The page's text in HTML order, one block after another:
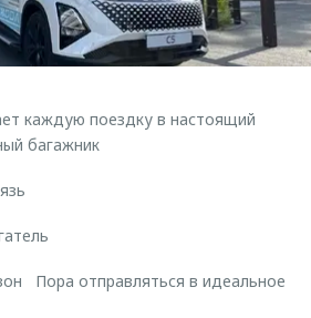
каждую поездку в настоящий
багажник
Пора отправляться в идеальное